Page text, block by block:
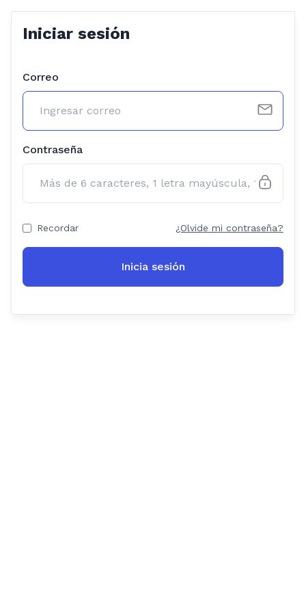
Iniciar sesión
Correo
Contraseña
Recordar ¿Olvide mi contraseña?